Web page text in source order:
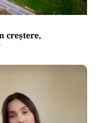
creștere,